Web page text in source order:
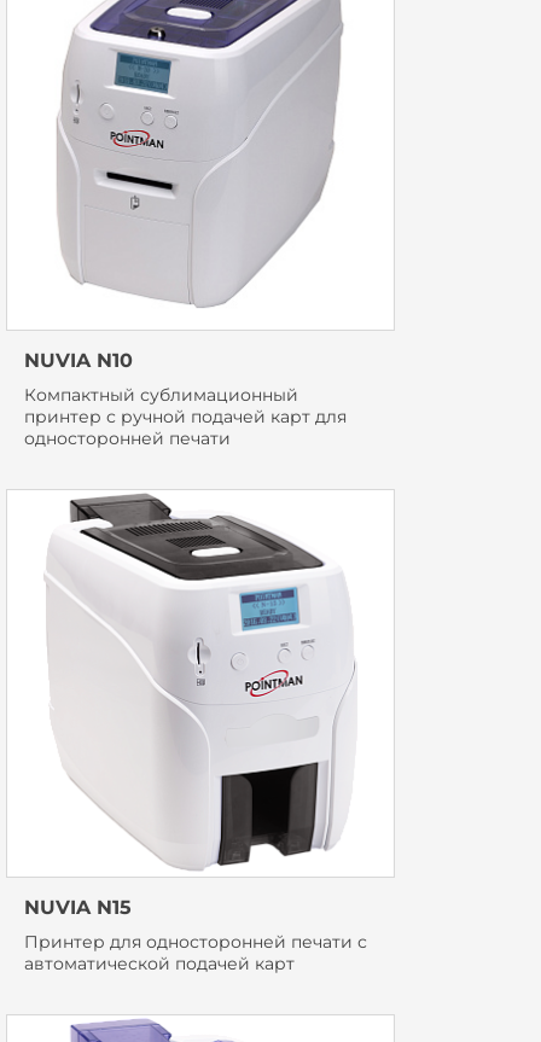
NUVIA N10
Компактный сублимационный
принтер с ручной подачей карт для
односторонней печати
NUVIA N15
Принтер для односторонней печати с
автоматической подачей карт